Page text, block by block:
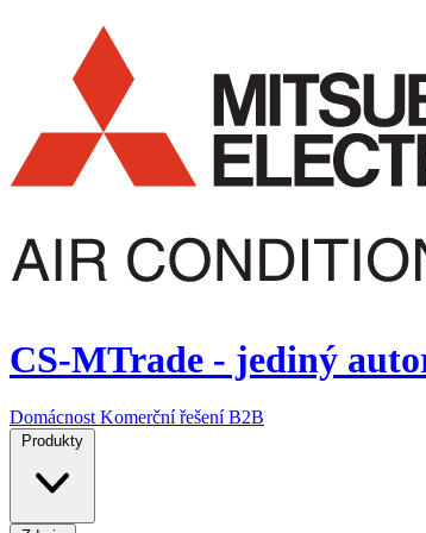
CS-MTrade - jediný
Domácnost Komerční řešeníB2B
Produkty